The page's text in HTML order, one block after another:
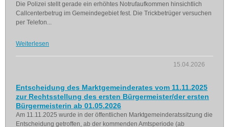
Die Polizei stellt gerade ein erhöhtes Notrufaufkommen hinsichtlich
Callcenterbetrug im Gemeindegebiet fest. Die Trickbetrüger versuchen
per Telefon...
Weiterlesen
15.04.2026
Entscheidung des Marktgemeinderates vom 11.11.2025
zur Rechtsstellung des ersten Bürgermeister/der ersten
Bürgermeisterin ab 01.05.2026
Am 11.11.2025 wurde in der öffentlichen Marktgemeinderatssitzung die
Entscheidung getroffen, ab der kommenden Amtsperiode (ab